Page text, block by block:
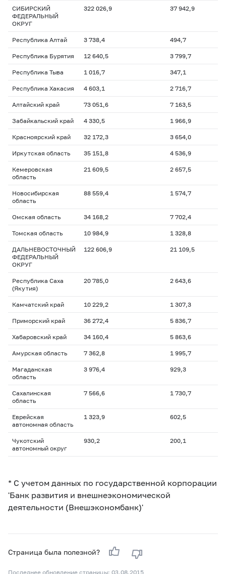
СИБИРСКИЙ
ФЕДЕРАЛЬНЫЙ
ОКРУГ
322 026,9 37 942,9
Республика Алтай 3 738,4 494,7
Республика Бурятия 12 640,5 3 799,7
Республика Тыва 1 016,7 347,1
Республика Хакасия 4 603,1 2 716,7
Алтайский край 73 051,6 7 163,5
Забайкальский край 4 330,5 1 966,9
Красноярский край 32 172,3 3 654,0
Иркутская область 35 151,8 4 536,9
Кемеровская
область
21 609,5 2 657,5
Новосибирская
область
88 559,4 1 574,7
Омская область 34 168,2 7 702,4
Томская область 10 984,9 1 328,8
ДАЛЬНЕВОСТОЧНЫЙ
ФЕДЕРАЛЬНЫЙ
ОКРУГ
122 606,9 21 109,5
Республика Саха
(Якутия)
20 785,0 2 643,6
Камчатский край 10 229,2 1 307,3
Приморский край 36 272,4 5 836,7
Хабаровский край 34 160,4 5 863,6
Амурская область 7 362,8 1 995,7
Магаданская
область
3 976,4 929,3
Сахалинская
область
7 566,6 1 730,7
Еврейская
автономная область
1 323,9 602,5
Чукотский
автономный округ
930,2 200,1
* С учетом данных по государственной корпорации
'Банк развития и внешнеэкономической
деятельности (Внешэкономбанк)'
Страница была полезной?
Последнее обновление страницы: 03.08.2015